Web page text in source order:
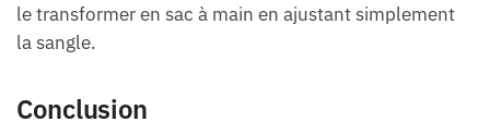
le transformer en sac à main en ajustant simplement
la sangle.
Conclusion